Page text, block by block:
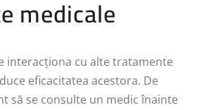
medicale
interacționa cu alte tratamente
eficacitatea acestora. De
să se consulte un medic înainte